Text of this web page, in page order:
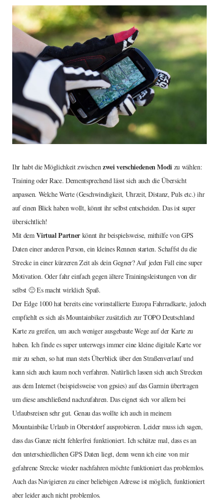
Ihr habt die Möglichkeit zwischenzwei verschiedenen Modi zu wählen:
Training oder Race. Dementsprechend lässt sich auch die Übersicht
anpassen. Welche Werte (Geschwindigkeit, Uhrzeit, Distanz, Puls etc.) ihr
auf einen Blick haben wollt, könnt ihr selbst entscheiden. Das ist super
übersichtlich!
Mit demVirtual Partnerkönnt ihr beispielsweise, mithilfe von GPS
Daten einer anderen Person, ein kleines Rennen starten. Schaffst du die
Strecke in einer kürzeren Zeit als dein Gegner? Auf jeden Fall eine super
Motivation. Oder fahr einfach gegen ältere Trainingsleistungen von dir
selbst 🙂 Es macht wirklich Spaß.
Der Edge 1000 hat bereits eine vorinstallierte Europa Fahrradkarte, jedoch
empfiehlt es sich als Mountainbiker zusätzlich zur TOPO Deutschland
Karte zu greifen, um auch weniger ausgebaute Wege auf der Karte zu
haben. Ich finde es super unterwegs immer eine kleine digitale Karte vor
mir zu sehen, so hat man stets Überblick über den Straßenverlauf und
kann sich auch kaum noch verfahren. Natürlich lassen sich auch Strecken
aus dem Internet (beispielsweise von gpsies) auf das Garmin übertragen
um diese anschließend nachzufahren. Das eignet sich vor allem bei
Urlaubsreisen sehr gut. Genau das wollte ich auch in meinem
Mountainbike Urlaub in Oberstdorf ausprobieren. Leider muss ich sagen,
dass das Ganze nicht fehlerfrei funktioniert. Ich schätze mal, dass es an
den unterschiedlichen GPS Daten liegt, denn wenn ich eine von mir
gefahrene Strecke wieder nachfahren möchte funktioniert das problemlos.
Auch das Navigieren zu einer beliebigen Adresse ist möglich, funktioniert
aber leider auch nicht problemlos.